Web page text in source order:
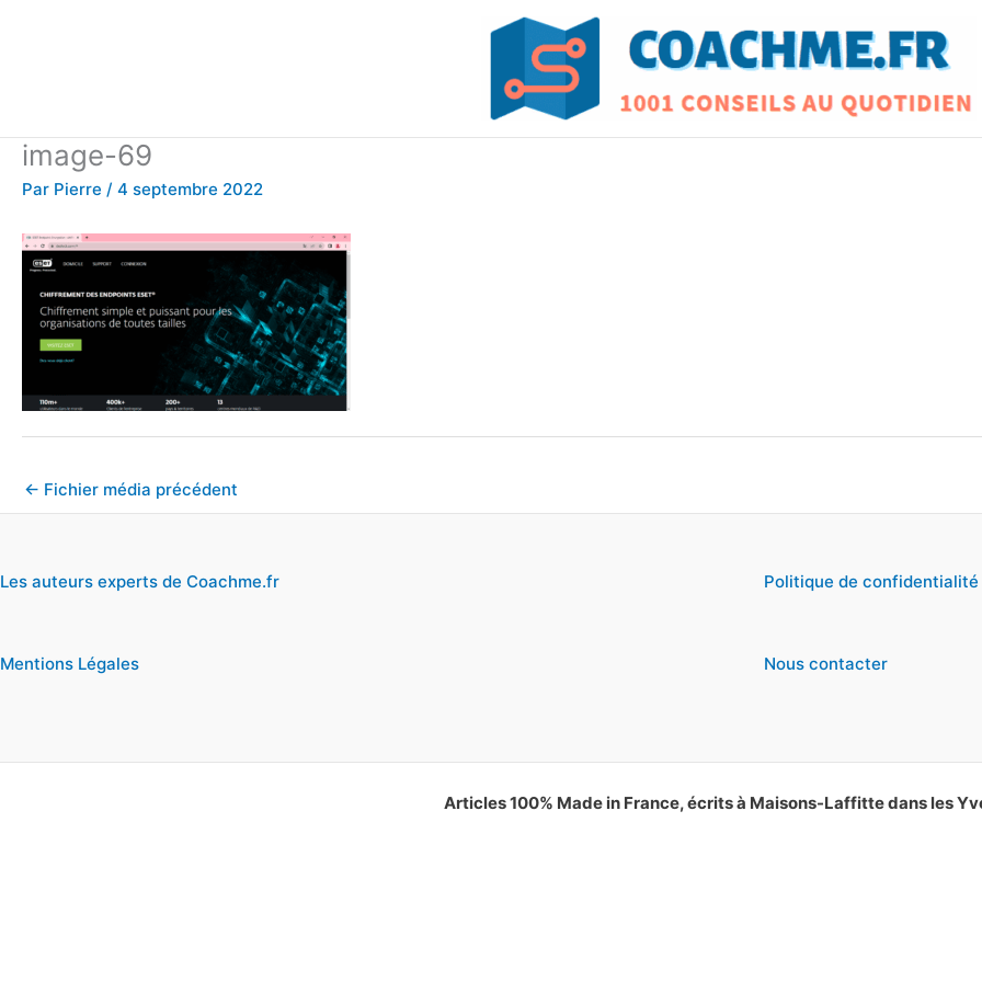
image-69
Par Pierre / 4 septembre 2022
← Fichier média précédent
Les auteurs experts de Coachme.fr
Mentions Légales
Politique de confidentialité
Nous contacter
Articles 100% Made in France, écrits à Maisons-Laffitte dans les